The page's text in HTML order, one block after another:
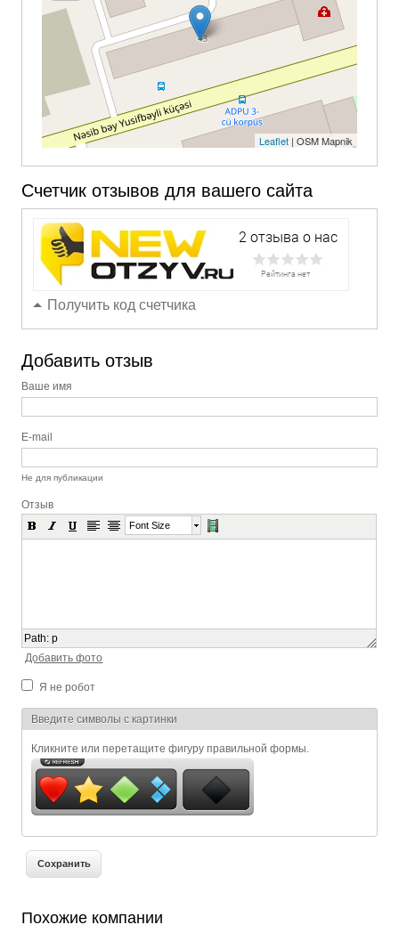
Leaflet| OSM Mapnik
Счетчик отзывов для вашего сайта
Получить код счетчика
Добавить отзыв
Ваше имя
E-mail
Не для публикации
Отзыв
Font Size
Path:p
Добавить фото
Я не робот
Я спамер
Введите символы с картинки
Кликните или перетащите фигуру правильной формы.
Похожие компании